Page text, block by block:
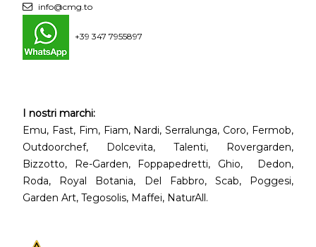
info@cmg.to
+39 347 7955897
I nostri marchi:
Emu, Fast, Fim, Fiam, Nardi, Serralunga, Coro, Fermob,
Outdoorchef, Dolcevita, Talenti, Rovergarden,
Bizzotto, Re-Garden, Foppapedretti, Ghio, Dedon,
Roda, Royal Botania, Del Fabbro, Scab, Poggesi,
Garden Art, Tegosolis, Maffei, NaturAll.